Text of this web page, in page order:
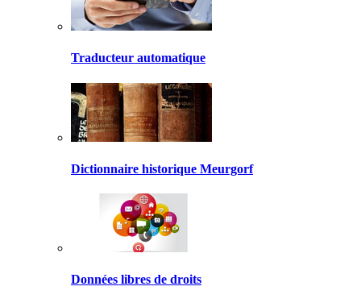
Traducteur automatique
Dictionnaire historique Meurgorf
Données libres de droits